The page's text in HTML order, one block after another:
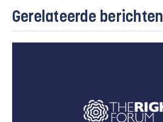
Gerelateerde berichten